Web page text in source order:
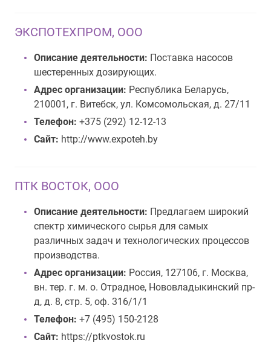
ЭКСПОТЕХПРОМ, ООО
Описание деятельности: Поставка насосов
шестеренных дозирующих.
Адрес организации: Республика Беларусь,
210001, г. Витебск, ул. Комсомольская, д. 27/11
Телефон: +375 (292) 12-12-13
Сайт: http://www.expoteh.by
ПТК ВОСТОК, ООО
Описание деятельности: Предлагаем широкий
спектр химического сырья для самых
различных задач и технологических процессов
производства.
Адрес организации: Россия, 127106, г. Москва,
вн. тер. г. м. о. Отрадное, Нововладыкинский пр-
д, д. 8, стр. 5, оф. 316/1/1
Телефон: +7 (495) 150-2128
Сайт: https://ptkvostok.ru